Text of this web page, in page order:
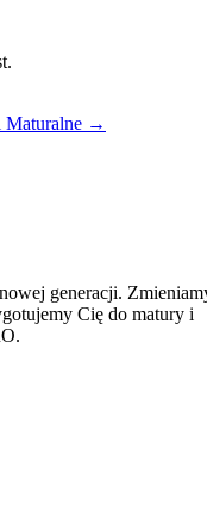
Maturalne →
generacji.
Cię do matury i